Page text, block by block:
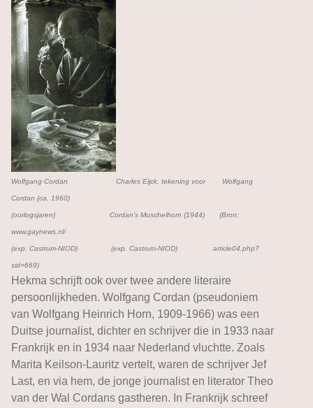
Wolfgang Cordan Charles Eijck, tekening voor Wolfgang
Cordan (ca. 1960)
(oorlogsjaren) Cordan's Muschelhorn (1944) (Bron:
www.gaynews.nl/
(exp. Castrum-NIOD) (exp. Castrum-NIOD) article04.php?
sid=669)
Hekma schrijft ook over twee andere literaire
persoonlijkheden. Wolfgang Cordan (pseudoniem
van Wolfgang Heinrich Horn, 1909-1966) was een
Duitse journalist, dichter en schrijver die in 1933 naar
Frankrijk en in 1934 naar Nederland vluchtte. Zoals
Marita Keilson-Lauritz vertelt, waren de schrijver Jef
Last, en via hem, de jonge journalist en literator Theo
van der Wal Cordans gastheren. In Frankrijk schreef